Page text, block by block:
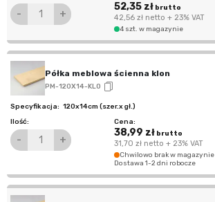
- +
52,35 złbrutto
42,56 złnetto + 23% VAT
4 szt. w magazynie
Półka meblowa ścienna klon
PM-120X14-KLO
120x14cm (szer.x gł.)
- +
38,99 złbrutto
31,70 złnetto + 23% VAT
Chwilowo brak w magazynie
Dostawa 1-2 dni robocze